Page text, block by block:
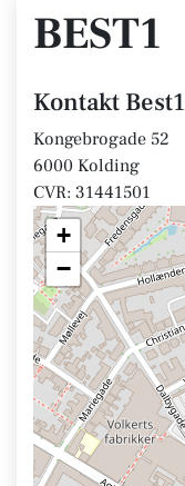
BEST1
Kontakt Best1
Kongebrogade 52
6000 Kolding
CVR: 31441501
+
−